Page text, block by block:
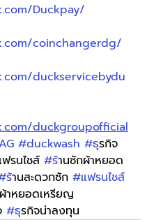
Duckpay/
coinchangerdg/
duckservicebydu
duckgroupofficial
#duckwash #ธุรกิจ
รนไชส์ #ร้านซักผ้าหยอด
ร้านสะดวกซัก #แฟรนไชส์
าหยอดเหรียญ
#ธุรกิจน่าลงทุน